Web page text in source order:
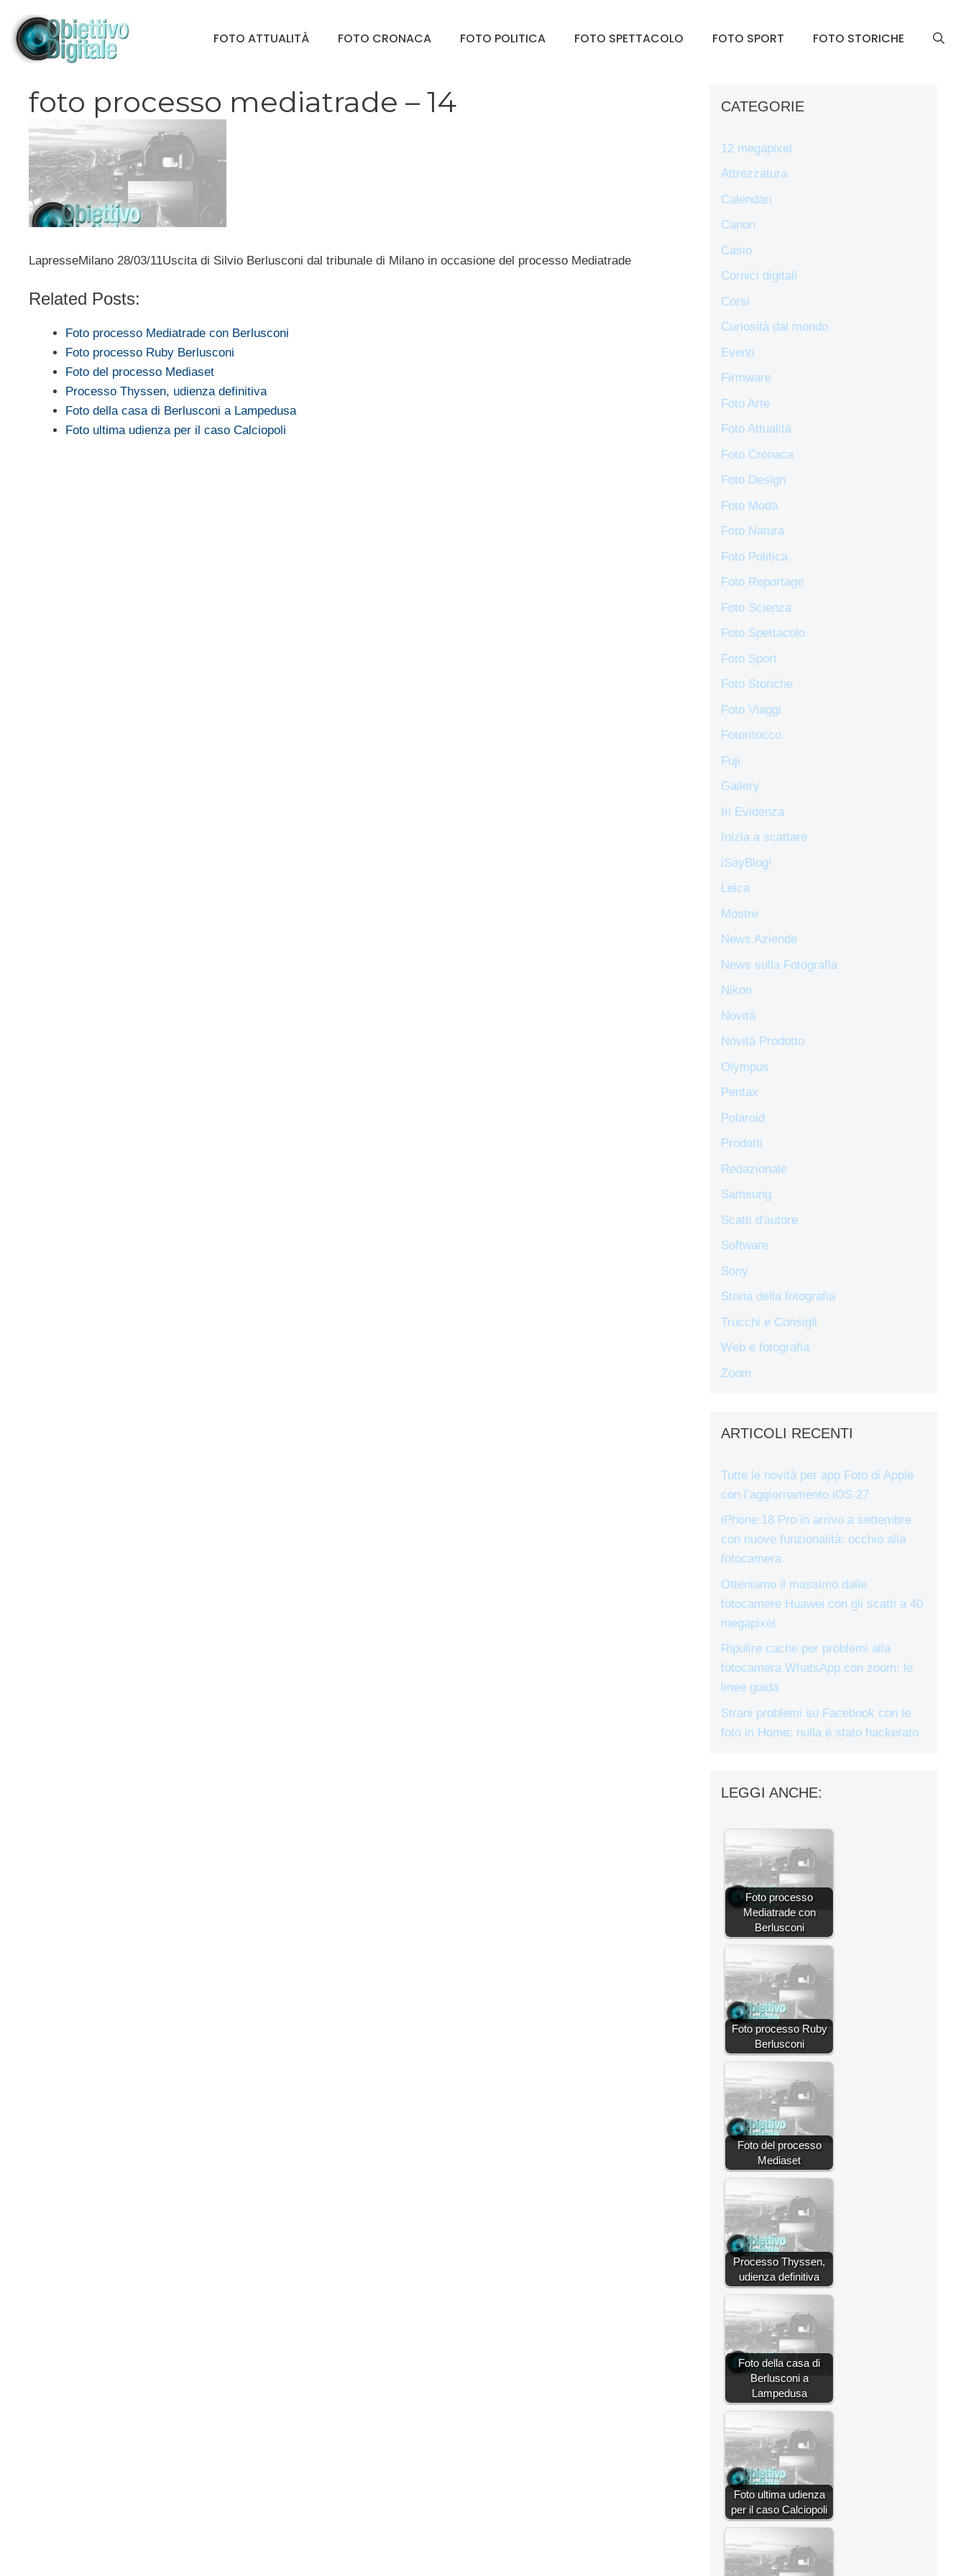
contenuto
FOTO ATTUALITÀ FOTO CRONACA FOTO POLITICA FOTO SPETTACOLO FOTO SPORT FOTO STORICHE
foto processo mediatrade – 14
LapresseMilano 28/03/11Uscita di Silvio Berlusconi dal tribunale di Milano in occasione del processo Mediatrade
Related Posts:
Foto processo Mediatrade con Berlusconi
Foto processo Ruby Berlusconi
Foto del processo Mediaset
Processo Thyssen, udienza definitiva
Foto della casa di Berlusconi a Lampedusa
Foto ultima udienza per il caso Calciopoli
CATEGORIE
12 megapixel
Attrezzatura
Calendari
Canon
Casio
Cornici digitali
Corsi
Curiosità dal mondo
Eventi
Firmware
Foto Arte
Foto Attualità
Foto Cronaca
Foto Design
Foto Moda
Foto Natura
Foto Politica
Foto Reportage
Foto Scienza
Foto Spettacolo
Foto Sport
Foto Storiche
Foto Viaggi
Fotoritocco
Fuji
Gallery
In Evidenza
Inizia a scattare
iSayBlog!
Leica
Mostre
News Aziende
News sulla Fotografia
Nikon
Novità
Novità Prodotto
Olympus
Pentax
Polaroid
Prodotti
Redazionale
Samsung
Scatti d'autore
Software
Sony
Storia della fotografia
Trucchi e Consigli
Web e fotografia
Zoom
ARTICOLI RECENTI
Tutte le novità per app Foto di Apple
con l’aggiornamento iOS 27
iPhone 18 Pro in arrivo a settembre
con nuove funzionalità: occhio alla
fotocamera
Otteniamo il massimo dalle
fotocamere Huawei con gli scatti a 40
megapixel
Ripulire cache per problemi alla
fotocamera WhatsApp con zoom: le
linee guida
Strani problemi su Facebook con le
foto in Home: nulla è stato hackerato
LEGGI ANCHE:
Foto processo
Mediatrade con
Berlusconi
Foto processo Ruby
Berlusconi
Foto del processo
Mediaset
Processo Thyssen,
udienza definitiva
Foto della casa di
Berlusconi a
Lampedusa
Foto ultima udienza
per il caso Calciopoli